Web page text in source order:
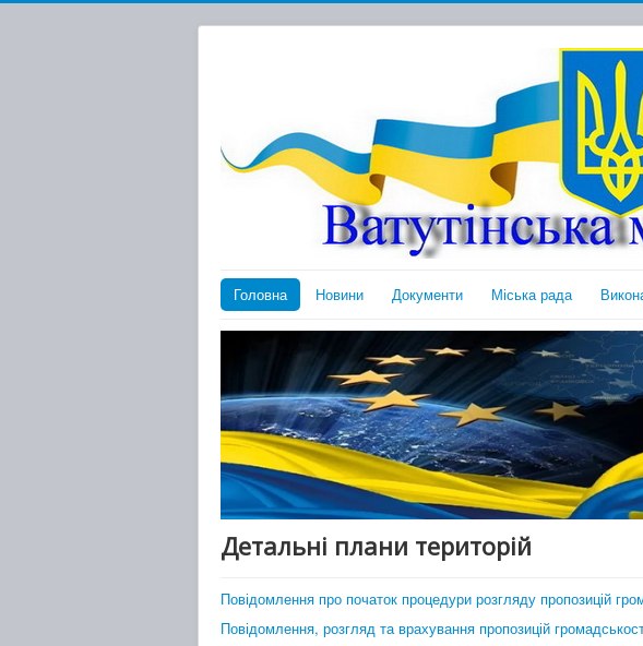
Головна Новини Документи Міська рада
Детальні плани територій
Повідомлення про початок процедури розгляду пропозицій
Повідомлення, розгляд та врахування пропозицій